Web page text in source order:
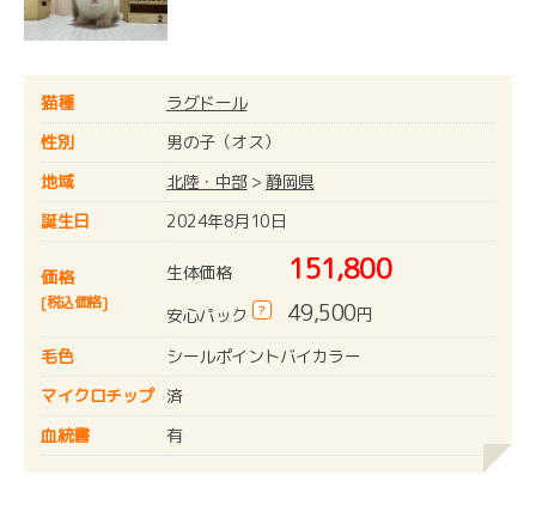
猫種
ラグドール
性別
男の子（オス）
地域
北陸・中部> 静岡県
誕生日
2024年8月10日
価格
[税込価格]
生体価格 151,800
安心パック ? 49,500円
毛色
シールポイントバイカラー
マイクロチップ 済
血統書
有